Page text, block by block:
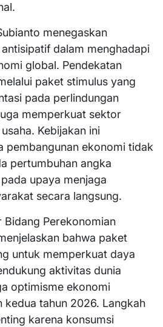
menegaskan
dalam menghadapi
global. Pendekatan
paket stimulus yang
pada perlindungan
memperkuat sektor
Kebijakan ini
pembangunan ekonomi tidak
pertumbuhan angka
upaya menjaga
secara langsung.
Perekonomian
bahwa paket
untuk memperkuat daya
aktivitas dunia
optimisme ekonomi
kedua tahun 2026. Langkah
karena konsumsi